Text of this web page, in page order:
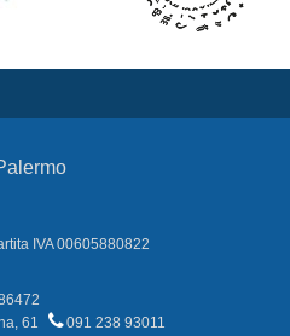
IVA 00605880822
61
091 238 93011